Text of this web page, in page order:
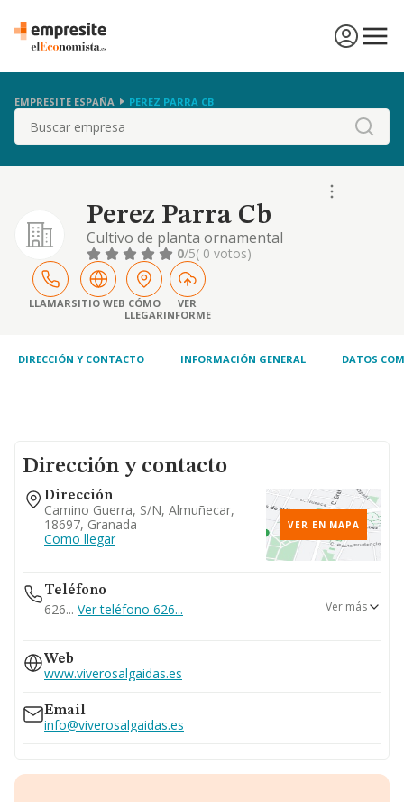
EMPRESITE ESPAÑA PEREZ PARRA CB
Buscar
Perez Parra Cb
Cultivo de planta ornamental
0/5( 0 votos)
LLAMARSITIO WEB CÓMO
LLEGAR
VER
INFORME
DIRECCIÓN Y CONTACTO INFORMACIÓN GENERAL DATOS
Dirección y contacto
Dirección
Camino Guerra, S/n, Almuñecar,
18697, Granada
Como llegar
VER EN MAPA
Teléfono
626... Ver teléfono 626...
958349065
Ver más
Web
www.viverosalgaidas.es
Email
info@viverosalgaidas.es